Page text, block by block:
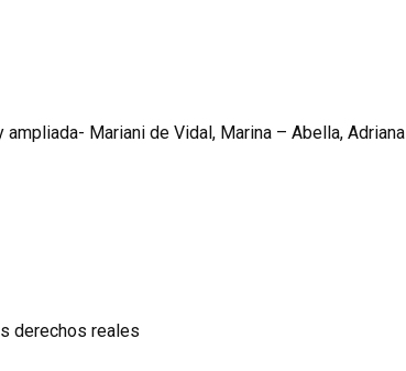
Mariani de Vidal, Marina – Abella, Adriana
derechos reales